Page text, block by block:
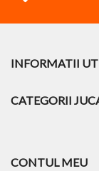
INFORMATII
CATEGORII
CONTUL MEU